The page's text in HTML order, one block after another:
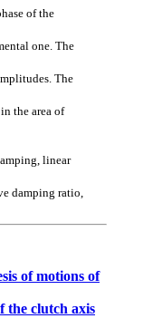
of the
one. The
The
the area of
linear
damping ratio,
of motions of
the clutch axis